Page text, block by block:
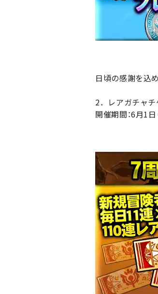
日頃の感謝を込
2．レアガチャ
開催期間：6月1日